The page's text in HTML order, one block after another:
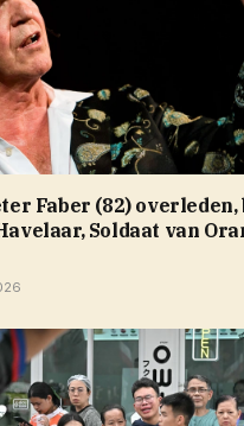
Faber (82) overleden,
Soldaat van